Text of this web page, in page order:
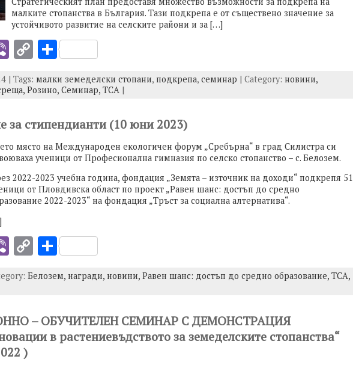
малките стопанства в България. Тази подкрепа е от съществено значение за
устойчивото развитие на селските райони и за […]
Vi
er
C
p
Li
n
k
S
ar
| Tags: малки земеделски стопани, подкрепа,семинар | Category:новини,
Розино,Семинар,ТСА |
за стипендианти (10 юни 2023)
място на Международен екологичен форум „Сребърна“ в град Силистра си
ученици от Професионална гимназия по селско стопанство – с. Белозем.
2022-2023 учебна година, фондация „Земята – източник на доходи“ подкрепя 51
от Пловдивска област по проект „Равен шанс: достъп до средно
2022-2023“ на фондация „Тръст за социална алтернатива“.
Vi
er
C
p
Li
n
S
ar
Белозем,награди,новини,Равен шанс: достъп до средно образование,ТСА,
– ОБУЧИТЕЛЕН СЕМИНАР С ДЕМОНСТРАЦИЯ
в растениевъдството за земеделските стопанства“
)